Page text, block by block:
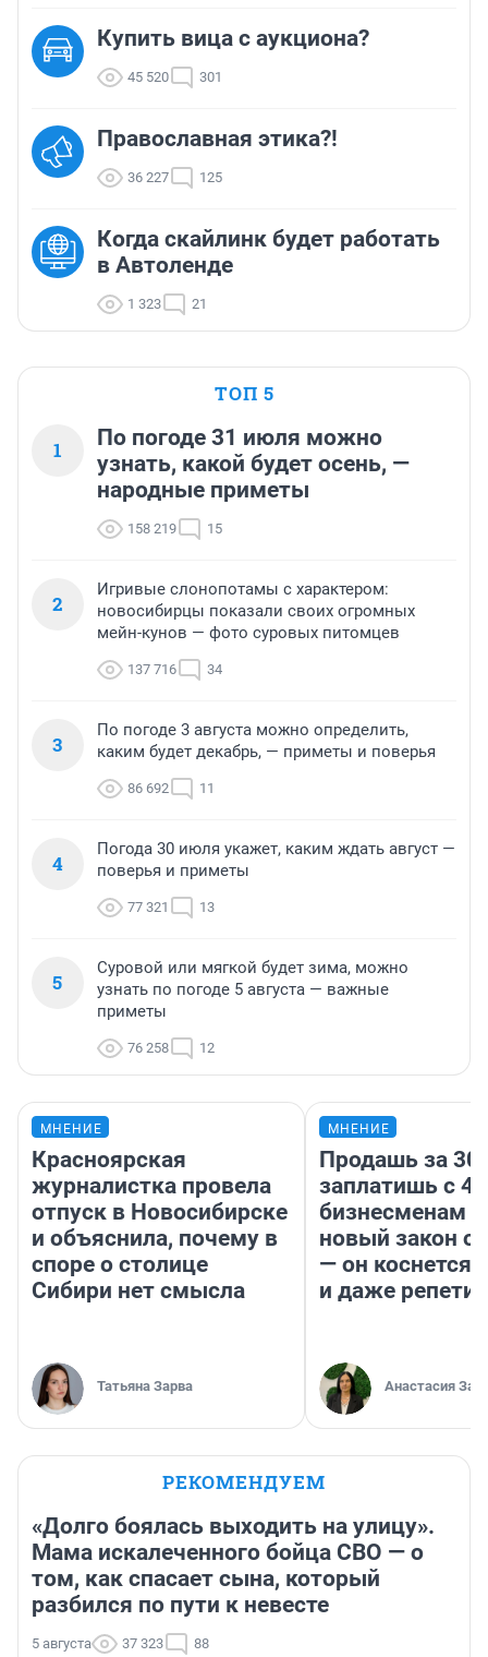
Купить вица с аукциона?
45 520 301
Православная этика?!
36 227 125
Когда скайлинк будет работать
в Автоленде
1 323 21
ТОП 5
1
По погоде 31 июля можно
узнать, какой будет осень, —
народные приметы
158 219 15
2
Игривые слонопотамы с характером:
новосибирцы показали своих огромных
мейн-кунов — фото суровых питомцев
137 716 34
3
По погоде 3 августа можно определить,
каким будет декабрь, — приметы и поверья
86 692 11
4
Погода 30 июля укажет, каким ждать август —
поверья и приметы
77 321 13
5
Суровой или мягкой будет зима, можно
узнать по погоде 5 августа — важные
приметы
76 258 12
МНЕНИЕ
Красноярская
журналистка провела
отпуск в Новосибирске
и объяснила, почему в
споре о столице
Сибири нет смысла
Татьяна Зарва
МНЕНИЕ
Продашь за
заплатишь с
бизнесменам
новый закон о
— он коснется
и даже
Анастасия
РЕКОМЕНДУЕМ
«Долго боялась выходить на улицу».
Мама искалеченного бойца СВО — о
том, как спасает сына, который
разбился по пути к невесте
5 августа 37 323 88